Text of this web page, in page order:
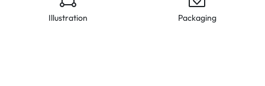
Illustration Packaging